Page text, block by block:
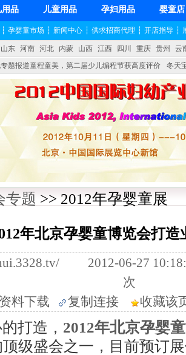
用品 儿童用品 孕妇用品 婴童店
┆ 孕婴童市场 ┆ 新闻中心 ┆ 供求招商代理 ┆ 开店指导 ┆
山东 河南 河北 内蒙 山西 江西 四川 重庆 贵州
云
题报道童程童美，第二届少儿编程节获高度评价
冬天
向增强服务转型,毕竟母婴产品比较特殊。”
妇幼广场
专题 >> 2012年孕婴童展
年北京孕婴童博览会打
2012-06-27
次
资料下载
复制连接 收藏该
打造， 2012年北京孕婴
级盛会之一，目前预订